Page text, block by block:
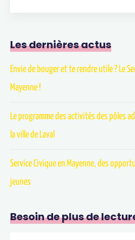
Les dernières actus
Envie de bouger et te rendre utile ? Le
Mayenne !
Le programme des activités des pôles
la ville de Laval
Service Civique en Mayenne, des
jeunes
Besoin de plus de